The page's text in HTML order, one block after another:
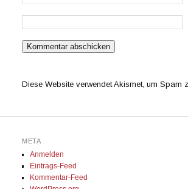
Diese Website verwendet Akismet, um Spam
META
Anmelden
Eintrags-Feed
Kommentar-Feed